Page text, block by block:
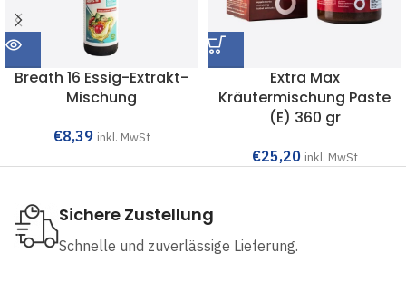
Breath 16 Essig-Extrakt-
Mischung
€8,39 inkl. MwSt
Extra Max
Kräutermischung Paste
(E) 360 gr
€25,20 inkl. MwSt
Sichere Zustellung
Schnelle und zuverlässige Lieferung.